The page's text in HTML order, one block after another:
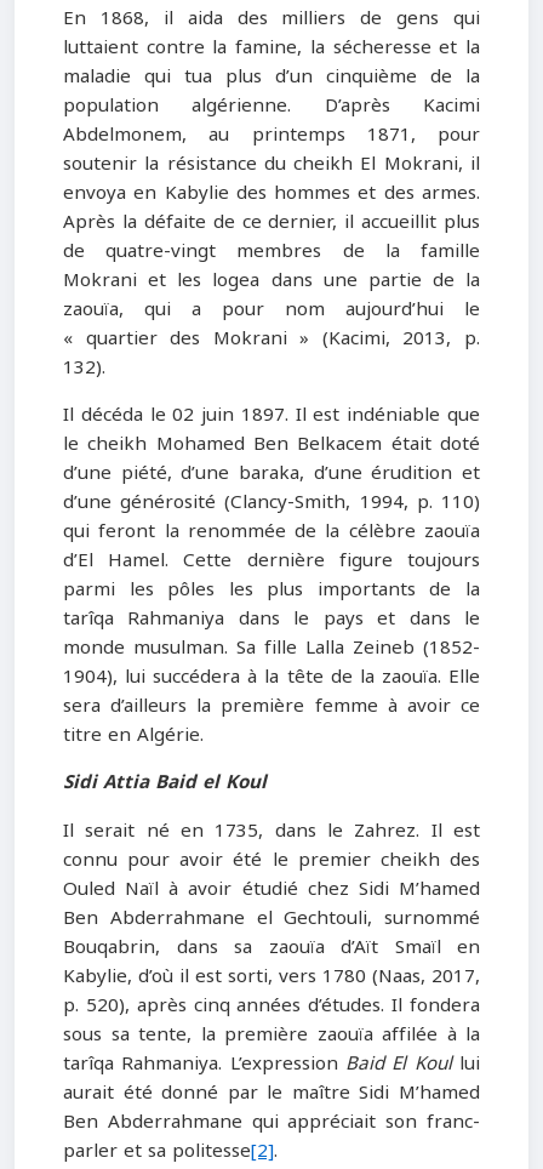
En 1868, il aida des milliers de gens qui
luttaient contre la famine, la sécheresse et la
maladie qui tua plus d’un cinquième de la
population algérienne. D’après Kacimi
Abdelmonem, au printemps 1871, pour
soutenir la résistance du cheikh El Mokrani, il
envoya en Kabylie des hommes et des armes.
Après la défaite de ce dernier, il accueillit plus
de quatre-vingt membres de la famille
Mokrani et les logea dans une partie de la
zaouïa, qui a pour nom aujourd’hui le
« quartier des Mokrani » (Kacimi, 2013, p.
132).
Il décéda le 02 juin 1897. Il est indéniable que
le cheikh Mohamed Ben Belkacem était doté
d’une piété, d’une baraka, d’une érudition et
d’une générosité (Clancy-Smith, 1994, p. 110)
qui feront la renommée de la célèbre zaouïa
d’El Hamel. Cette dernière figure toujours
parmi les pôles les plus importants de la
tarîqa Rahmaniya dans le pays et dans le
monde musulman. Sa fille Lalla Zeineb (1852-
1904), lui succédera à la tête de la zaouïa. Elle
sera d’ailleurs la première femme à avoir ce
titre en Algérie.
Sidi Attia Baid el Koul
Il serait né en 1735, dans le Zahrez. Il est
connu pour avoir été le premier cheikh des
Ouled Naïl à avoir étudié chez Sidi M’hamed
Ben Abderrahmane el Gechtouli, surnommé
Bouqabrin, dans sa zaouïa d’Aït Smaïl en
Kabylie, d’où il est sorti, vers 1780 (Naas, 2017,
p. 520), après cinq années d’études. Il fondera
sous sa tente, la première zaouïa affilée à la
tarîqa Rahmaniya. L’expression Baid El Koullui
aurait été donné par le maître Sidi M’hamed
Ben Abderrahmane qui appréciait son franc-
parler et sa politesse[2].